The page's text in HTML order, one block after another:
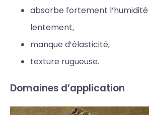
absorbe fortement
lentement,
manque d’élasticité,
texture rugueuse.
Domaines d’application